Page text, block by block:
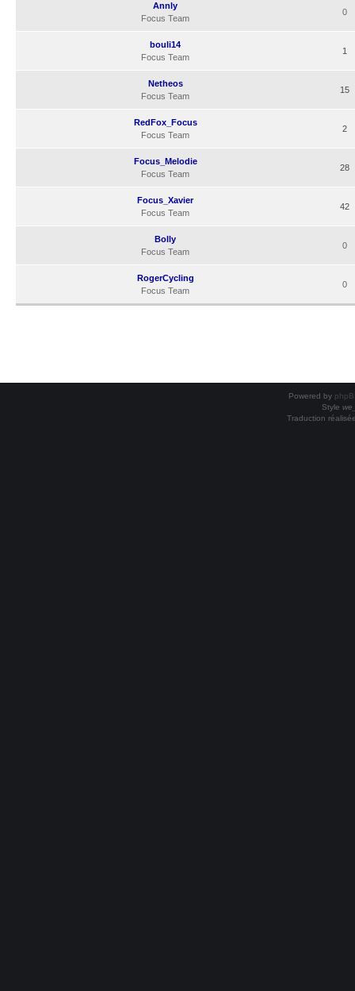
Annly
Focus Team
0
bouli14
Focus Team
1
Netheos
Focus Team
15
RedFox_Focus
Focus Team
2
Focus_Melodie
Focus Team
28
Focus_Xavier
Focus Team
42
Bolly
Focus Team
0
RogerCycling
Focus Team
0
Powered by
Style
Traduction